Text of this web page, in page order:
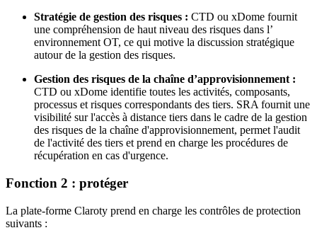
Stratégie de gestion des risques : CTD ou xDome fournit
une compréhension de haut niveau des risques dans l’
environnement OT, ce qui motive la discussion stratégique
autour de la gestion des risques.
Gestion des risques de la chaîne d’approvisionnement :
CTD ou xDome identifie toutes les activités, composants,
processus et risques correspondants des tiers. SRA fournit une
visibilité sur l'accès à distance tiers dans le cadre de la gestion
des risques de la chaîne d'approvisionnement, permet l'audit
de l'activité des tiers et prend en charge les procédures de
récupération en cas d'urgence.
Fonction 2 : protéger
La plate-forme Claroty prend en charge les contrôles de protection
suivants :